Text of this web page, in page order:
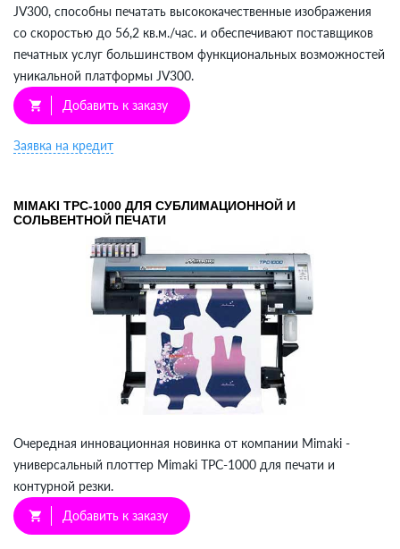
JV300, способны печатать высококачественные изображения
со скоростью до 56,2 кв.м./час. и обеспечивают поставщиков
печатных услуг большинством функциональных возможностей
уникальной платформы JV300.
shopping_cart Добавить к заказу
Заявка на кредит
MIMAKI TPC-1000 ДЛЯ СУБЛИМАЦИОННОЙ И
СОЛЬВЕНТНОЙ ПЕЧАТИ
Очередная инновационная новинка от компании Mimaki -
универсальный плоттер Mimaki TPC-1000 для печати и
контурной резки.
shopping_cart Добавить к заказу